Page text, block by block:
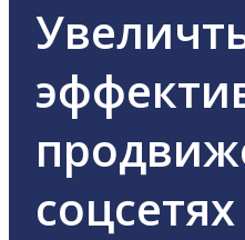
соцсетях